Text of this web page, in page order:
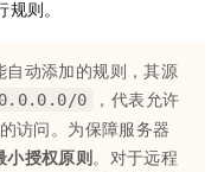
规则。
自动添加的规则，其源
0.0.0.0/0
，代表允许
访问。为保障服务器
小授权原则。对于远程